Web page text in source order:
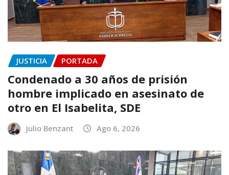
JUSTICIA PORTADA
Condenado a 30 años de prisión
hombre implicado en asesinato de
otro en El Isabelita, SDE
Julio Benzant Ago 6, 2026